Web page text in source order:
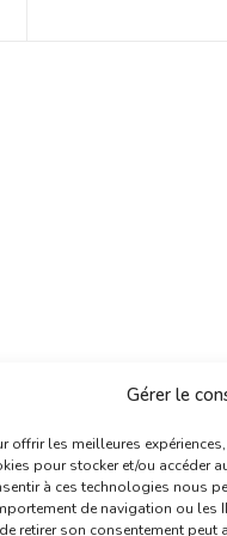
Gérer le
offrir les meilleures
pour stocker et/ou accéder
à ces technologies nous
de navigation ou les
retirer son consentement peut